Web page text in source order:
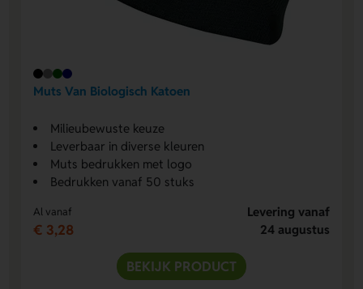
Muts Van Biologisch Katoen
Milieubewuste keuze
Leverbaar in diverse kleuren
Muts bedrukken met logo
Bedrukken vanaf 50 stuks
Al vanaf
€ 3,28
Levering vanaf
24 augustus
BEKIJK PRODUCT